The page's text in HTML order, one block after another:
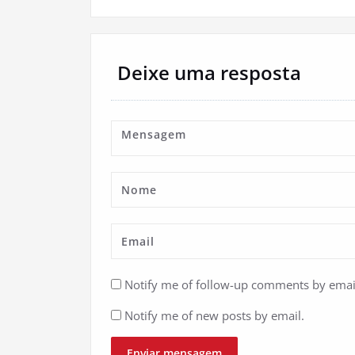
Deixe uma resposta
Notify me of follow-up comments by
Notify me of new posts by email.